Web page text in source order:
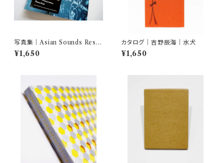
写真集｜Asian Sounds Rese
arch｜OPEN GATE Photo
Book 動き続ける展覧会 An e
¥1,650
カタログ｜吉野辰海｜水犬
¥1,650